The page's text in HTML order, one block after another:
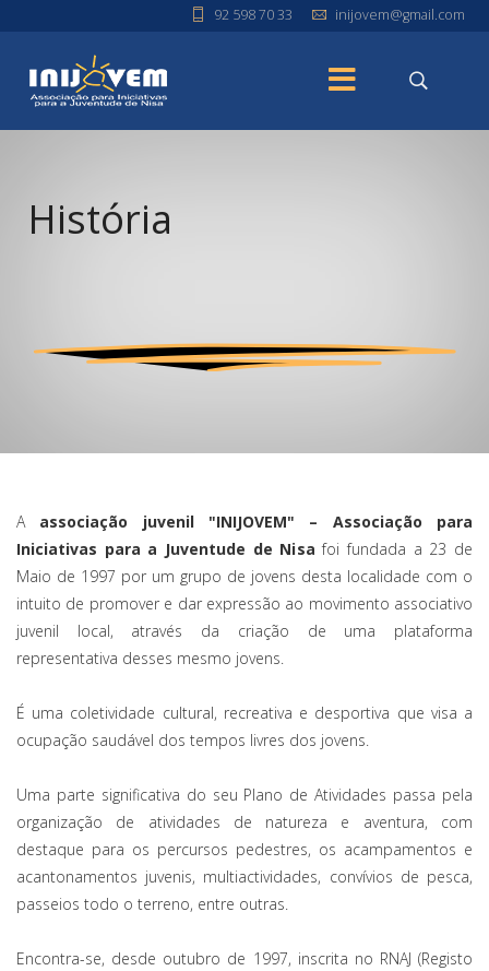
92 598 70 33 inijovem@gmail.com
História
A associação juvenil "INIJOVEM" – Associação para
Iniciativas para a Juventude de Nisa foi fundada a 23 de
Maio de 1997 por um grupo de jovens desta localidade com o
intuito de promover e dar expressão ao movimento associativo
juvenil local, através da criação de uma plataforma
representativa desses mesmo jovens.
É uma coletividade cultural, recreativa e desportiva que visa a
ocupação saudável dos tempos livres dos jovens.
Uma parte significativa do seu Plano de Atividades passa pela
organização de atividades de natureza e aventura, com
destaque para os percursos pedestres, os acampamentos e
acantonamentos juvenis, multiactividades, convívios de pesca,
passeios todo o terreno, entre outras.
Encontra-se, desde outubro de 1997, inscrita no RNAJ (Registo